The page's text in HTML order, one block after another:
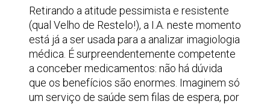
Retirando a atitude pessimista e resistente
(qual Velho de Restelo!), a I.A. neste momento
está já a ser usada para a analizar imagiologia
médica. É surpreendentemente competente
a conceber medicamentos: não há dúvida
que os benefícios são enormes. Imaginem só
um serviço de saúde sem filas de espera, por